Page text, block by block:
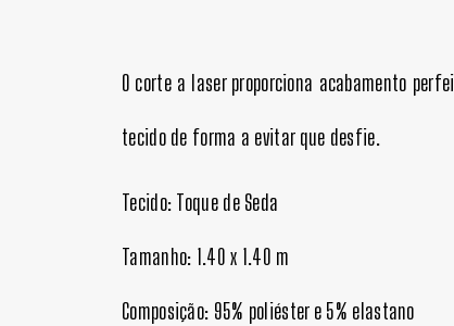
O corte a laser proporciona acabamento
tecido de forma a evitar que desfie.
Tecido: Toque de Seda
Tamanho: 1.40 x 1.40 m
Composição: 95% poliéster e 5% elastano